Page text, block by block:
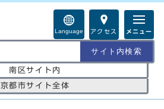
Language アクセス メニュー
南区サイト内
京都市サイト全体